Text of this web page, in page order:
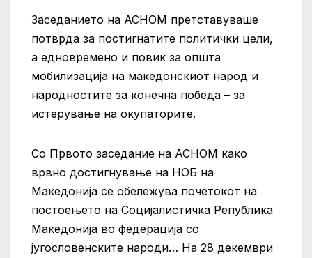
Заседанието на АСНОМ претставуваше
потврда за постигнатите политички цели,
а едновремено и повик за општа
мобилизација на македонскиот народ и
народностите за конечна победа – за
истерување на окупаторите.
Со Првото заседание на АСНОМ како
врвно достигнување на НОБ на
Македонија се обележува почетокот на
постоењето на Социјалистичка Република
Македонија во федерација со
југословенските народи… На 28 декември